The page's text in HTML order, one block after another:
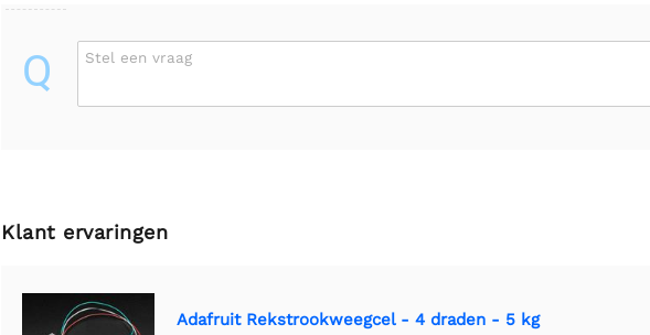
Q Stel een vraag
Klant ervaringen
Adafruit Rekstrookweegcel - 4 draden - 5 kg